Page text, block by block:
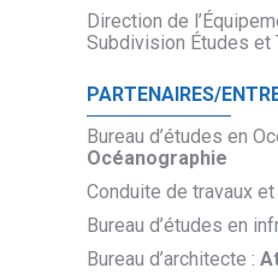
Direction de
Subdivision Études et
PARTENAIRES/
Bureau d’études en
Océanographie
Conduite de travaux
Bureau d’études en
Bureau d’architecte :